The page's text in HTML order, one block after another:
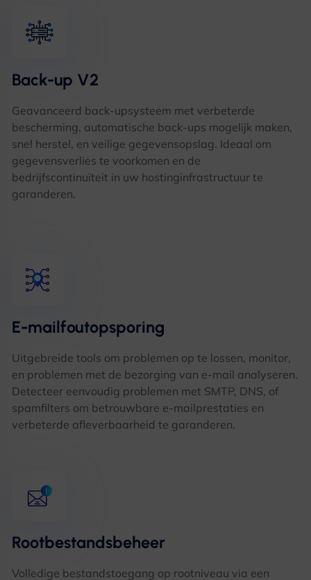
Back-up V2
Geavanceerd back-upsysteem met verbeterde
bescherming, automatische back-ups mogelijk maken,
snel herstel, en veilige gegevensopslag. Ideaal om
gegevensverlies te voorkomen en de
bedrijfscontinuïteit in uw hostinginfrastructuur te
garanderen.
E-mailfoutopsporing
Uitgebreide tools om problemen op te lossen, monitor,
en problemen met de bezorging van e-mail analyseren.
Detecteer eenvoudig problemen met SMTP, DNS, of
spamfilters om betrouwbare e-mailprestaties en
verbeterde afleverbaarheid te garanderen.
Rootbestandsbeheer
Volledige bestandstoegang op rootniveau via een